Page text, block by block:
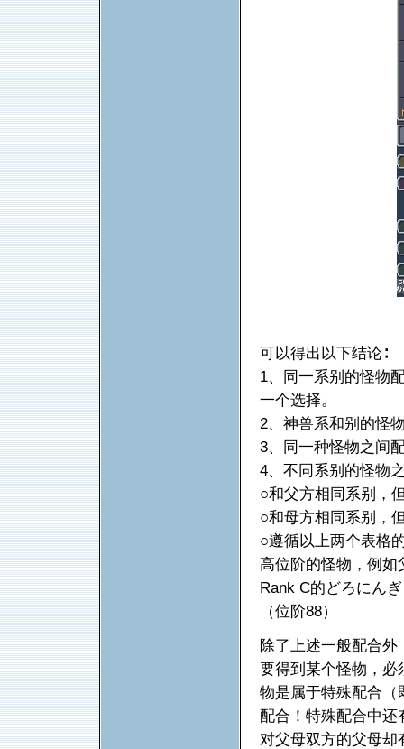
可以得出以下结论∶
1、同一系别的怪物
一个选择。
2、神兽系和别的怪
3、同一种怪物之间
4、不同系别的怪物
○和父方相同系别，
○和母方相同系别，
○遵循以上两个表格
高位阶的怪物，例如
Rank C的どろにん
（位阶88）
除了上述一般配合
要得到某个怪物，必
物是属于特殊配合（
配合！特殊配合中还
对父母双方的父母却